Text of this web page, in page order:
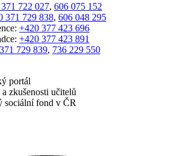
722 027, 606 075 152
371 729 838, 606 048 295
+420 377 423 696
+420 377 423 891
729 839, 736 229 550
portál
zkušenosti učitelů
sociální fond v ČR